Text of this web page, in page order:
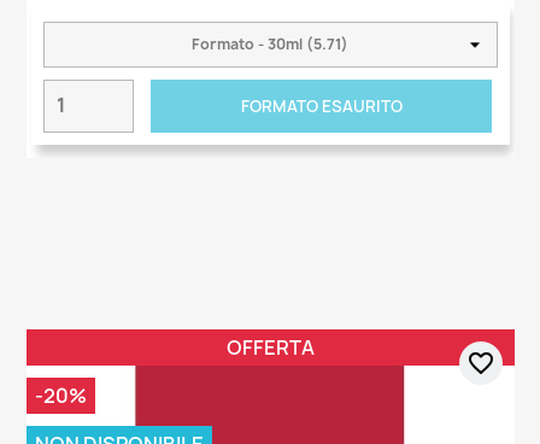
FORMATO ESAURITO
OFFERTA
-20%
favorite_border